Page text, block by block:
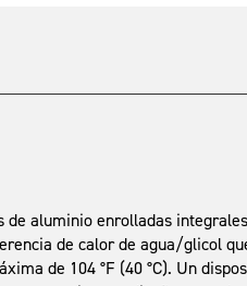
aluminio enrolladas
de calor de agua/glicol
de 104 °F (40 °C). Un